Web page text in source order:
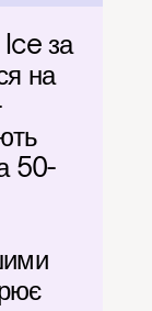
Ice за
на
50-